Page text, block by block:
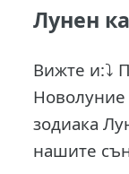
Лунен
Вижте и:⤵️
Новолуние
зодиака
нашите